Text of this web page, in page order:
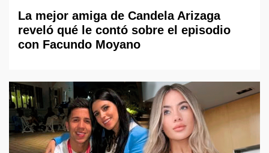
La mejor amiga de Candela Arizaga
reveló qué le contó sobre el episodio
con Facundo Moyano